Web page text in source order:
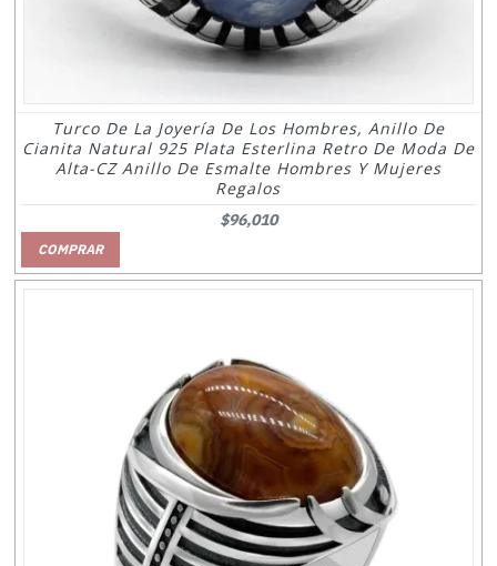
Turco De La Joyería De Los Hombres, Anillo De
Cianita Natural 925 Plata Esterlina Retro De Moda De
Alta-CZ Anillo De Esmalte Hombres Y Mujeres
Regalos
$96,010
COMPRAR